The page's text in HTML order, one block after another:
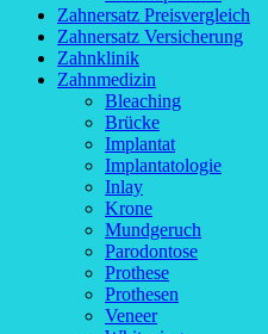
Zahnersatz Preisvergleich
Zahnersatz Versicherung
Zahnklinik
Zahnmedizin
Bleaching
Brücke
Implantat
Implantatologie
Inlay
Krone
Mundgeruch
Parodontose
Prothese
Prothesen
Veneer